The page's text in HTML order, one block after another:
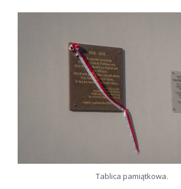
Tablica pamiątkowa.